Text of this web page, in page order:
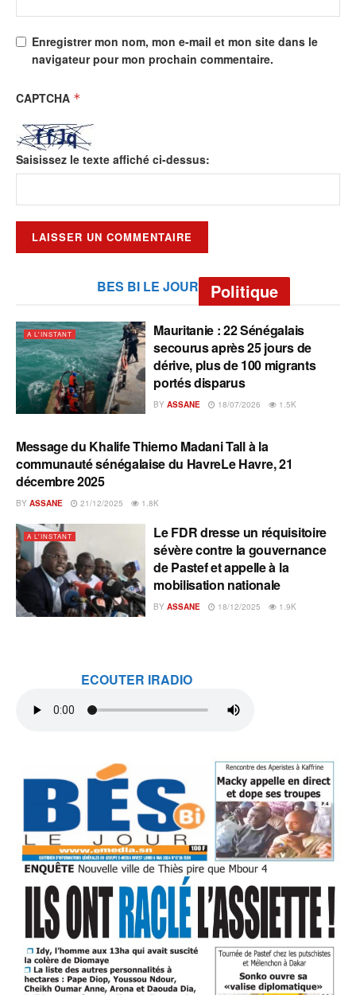
Enregistrer mon nom, mon e-mail et mon site dans le
navigateur pour mon prochain commentaire.
CAPTCHA *
Saisissez le texte affiché ci-dessus:
BES BI LE JOUR Politique
A L'INSTANT
Mauritanie : 22 Sénégalais
secourus après 25 jours de
dérive, plus de 100 migrants
portés disparus
BY ASSANE 18/07/2026 1.5K
A L'INSTANT
Message du Khalife Thierno Madani Tall à la
communauté sénégalaise du HavreLe Havre, 21
décembre 2025
BY ASSANE 21/12/2025 1.8K
A L'INSTANT
Le FDR dresse un réquisitoire
sévère contre la gouvernance
de Pastef et appelle à la
mobilisation nationale
BY ASSANE 18/12/2025 1.9K
ECOUTER IRADIO